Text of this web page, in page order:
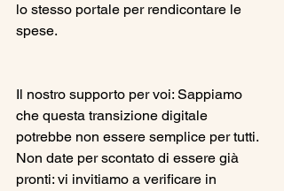
lo stesso portale per rendicontare le
spese.
Il nostro supporto per voi: Sappiamo
che questa transizione digitale
potrebbe non essere semplice per tutti.
Non date per scontato di essere già
pronti: vi invitiamo a verificare in